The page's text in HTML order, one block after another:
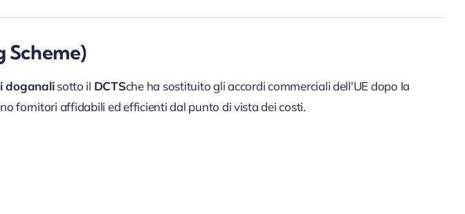
Scheme)
doganalisotto il DCTSche ha sostituito gli accordi commerciali dell'UE dopo la
fornitori affidabili ed efficienti dal punto di vista dei costi.